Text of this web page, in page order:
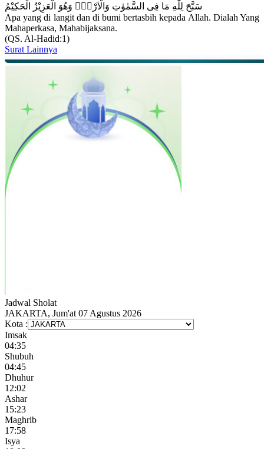
سَبَّحَ لِلّٰهِ مَا فِى السَّمٰوٰتِ وَالْاَرْضِۚ وَهُوَ الْعَزِيْزُ الْحَكِيْمُ
Apa yang di langit dan di bumi bertasbih kepada Allah. Dialah Yang
Mahaperkasa, Mahabijaksana.
(QS. Al-Hadid:1)
Surat Lainnya
Jadwal Sholat
JAKARTA, Jum'at 07 Agustus 2026
Kota :
Imsak
04:35
Shubuh
04:45
Dhuhur
12:02
Ashar
15:23
Maghrib
17:58
Isya